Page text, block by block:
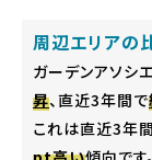
周辺エリアの
ガーデンアソシ
昇、直近3年間で
これは直近3年